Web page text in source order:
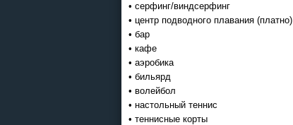
• серфинг/виндсерфинг
• центр подводного плавания (платно)
• бар
• кафе
• аэробика
• бильярд
• волейбол
• настольный теннис
• теннисные корты